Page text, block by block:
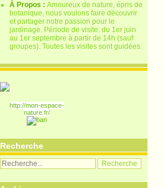
À Propos :Amoureux de nature, épris de
botanique, nous voulons faire découvrir
et partager notre passion pour le
jardinage. Période de visite: du 1er juin
au 1er septembre à partir de 14h (sauf
groupes). Toutes les visites sont guidées.
http://mon-espace-
nature.fr/
Recherche